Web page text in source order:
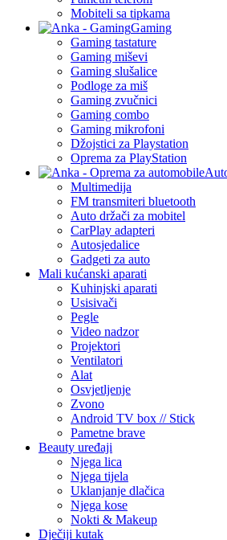
Mobiteli sa tipkama
Gaming
Gaming tastature
Gaming miševi
Gaming slušalice
Podloge za miš
Gaming zvučnici
Gaming combo
Gaming mikrofoni
Džojstici za Playstation
Oprema za PlayStation
Multimedija
FM transmiteri bluetooth
Auto držači za mobitel
CarPlay adapteri
Autosjedalice
Gadgeti za auto
Mali kućanski aparati
Kuhinjski aparati
Usisivači
Pegle
Video nadzor
Projektori
Ventilatori
Alat
Osvjetljenje
Zvono
Android TV box // Stick
Pametne brave
Beauty uređaji
Njega lica
Njega tijela
Uklanjanje dlačica
Njega kose
Nokti & Makeup
Dječiji kutak